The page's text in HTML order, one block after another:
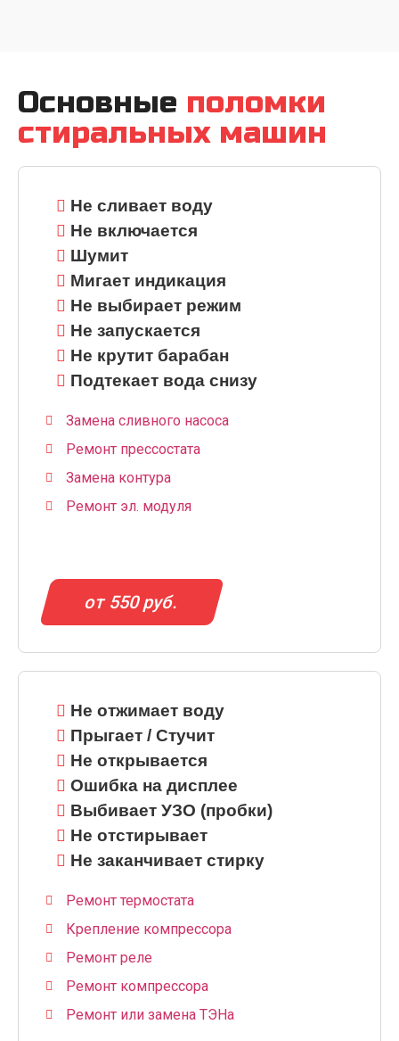
Основные поломки
стиральных машин
Не сливает воду
Не включается
Шумит
Мигает индикация
Не выбирает режим
Не запускается
Не крутит барабан
Подтекает вода снизу
Замена сливного насоса
Ремонт прессостата
Замена контура
Ремонт эл. модуля
от 550 руб.
Не отжимает воду
Прыгает / Стучит
Не открывается
Ошибка на дисплее
Выбивает УЗО (пробки)
Не отстирывает
Не заканчивает стирку
Ремонт термостата
Крепление компрессора
Ремонт реле
Ремонт компрессора
Ремонт или замена ТЭНа